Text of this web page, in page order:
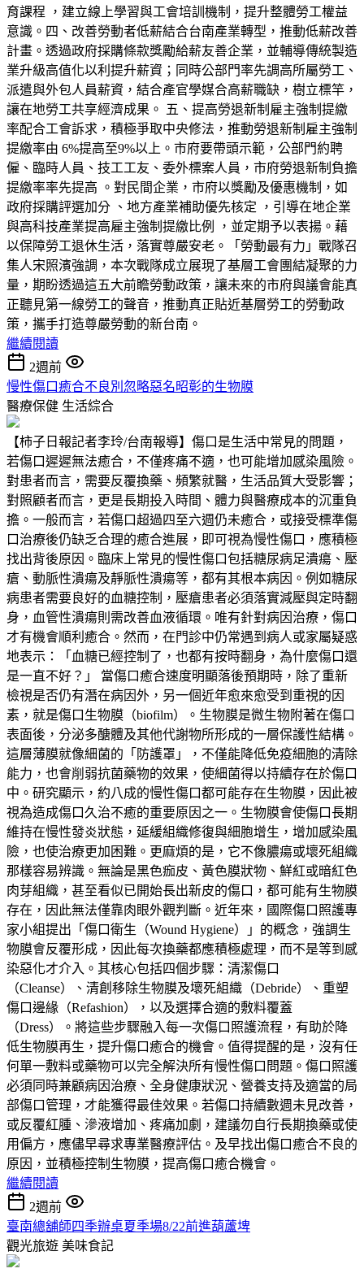
育課程 ，建立線上學習與工會培訓機制，提升整體勞工權益
意識。四、改善勞動者低薪結合台南產業轉型，推動低薪改善
計畫。透過政府採購條款獎勵給薪友善企業，並輔導傳統製造
業升級高值化以利提升薪資；同時公部門率先調高所屬勞工、
派遣與外包人員薪資，結合產官學媒合高薪職缺，樹立標竿，
讓在地勞工共享經濟成果。 五、提高勞退新制雇主強制提繳
率配合工會訴求，積極爭取中央修法，推動勞退新制雇主強制
提繳率由 6%提高至9%以上。市府要帶頭示範，公部門約聘
僱、臨時人員、技工工友、委外標案人員，市府勞退新制負擔
提繳率率先提高 。對民間企業，市府以獎勵及優惠機制，如
政府採購評選加分 、地方產業補助優先核定 ，引導在地企業
與高科技產業提高雇主強制提繳比例 ，並定期予以表揚。藉
以保障勞工退休生活，落實尊嚴安老。「勞動最有力」戰隊召
集人宋照濱強調，本次戰隊成立展現了基層工會團結凝聚的力
量，期盼透過這五大前瞻勞動政策，讓未來的市府與議會能真
正聽見第一線勞工的聲音，推動真正貼近基層勞工的勞動政
策，攜手打造尊嚴勞動的新台南。
繼續閱讀
2週前
慢性傷口癒合不良別忽略惡名昭彰的生物膜
醫療保健 生活綜合
【柿子日報記者李玲/台南報導】傷口是生活中常見的問題，
若傷口遲遲無法癒合，不僅疼痛不適，也可能增加感染風險。
對患者而言，需要反覆換藥、頻繁就醫，生活品質大受影響；
對照顧者而言，更是長期投入時間、體力與醫療成本的沉重負
擔。一般而言，若傷口超過四至六週仍未癒合，或接受標準傷
口治療後仍缺乏合理的癒合進展，即可視為慢性傷口，應積極
找出背後原因。臨床上常見的慢性傷口包括糖尿病足潰瘍、壓
瘡、動脈性潰瘍及靜脈性潰瘍等，都有其根本病因。例如糖尿
病患者需要良好的血糖控制，壓瘡患者必須落實減壓與定時翻
身，血管性潰瘍則需改善血液循環。唯有針對病因治療，傷口
才有機會順利癒合。然而，在門診中仍常遇到病人或家屬疑惑
地表示：「血糖已經控制了，也都有按時翻身，為什麼傷口還
是一直不好？」 當傷口癒合速度明顯落後預期時，除了重新
檢視是否仍有潛在病因外，另一個近年愈來愈受到重視的因
素，就是傷口生物膜（biofilm）。生物膜是微生物附著在傷口
表面後，分泌多醣體及其他代謝物所形成的一層保護性結構。
這層薄膜就像細菌的「防護罩」，不僅能降低免疫細胞的清除
能力，也會削弱抗菌藥物的效果，使細菌得以持續存在於傷口
中。研究顯示，約八成的慢性傷口都可能存在生物膜，因此被
視為造成傷口久治不癒的重要原因之一。生物膜會使傷口長期
維持在慢性發炎狀態，延緩組織修復與細胞增生，增加感染風
險，也使治療更加困難。更麻煩的是，它不像膿瘍或壞死組織
那樣容易辨識。無論是黑色痂皮、黃色膜狀物、鮮紅或暗紅色
肉芽組織，甚至看似已開始長出新皮的傷口，都可能有生物膜
存在，因此無法僅靠肉眼外觀判斷。近年來，國際傷口照護專
家小組提出「傷口衛生（Wound Hygiene）」的概念，強調生
物膜會反覆形成，因此每次換藥都應積極處理，而不是等到感
染惡化才介入。其核心包括四個步驟：清潔傷口
（Cleanse）、清創移除生物膜及壞死組織（Debride）、重塑
傷口邊緣（Refashion），以及選擇合適的敷料覆蓋
（Dress）。將這些步驟融入每一次傷口照護流程，有助於降
低生物膜再生，提升傷口癒合的機會。值得提醒的是，沒有任
何單一敷料或藥物可以完全解決所有慢性傷口問題。傷口照護
必須同時兼顧病因治療、全身健康狀況、營養支持及適當的局
部傷口管理，才能獲得最佳效果。若傷口持續數週未見改善，
或反覆紅腫、滲液增加、疼痛加劇，建議勿自行長期換藥或使
用偏方，應儘早尋求專業醫療評估。及早找出傷口癒合不良的
原因，並積極控制生物膜，提高傷口癒合機會。
繼續閱讀
2週前
臺南總舖師四季辦桌夏季場8/22前進葫蘆埤
觀光旅遊 美味食記